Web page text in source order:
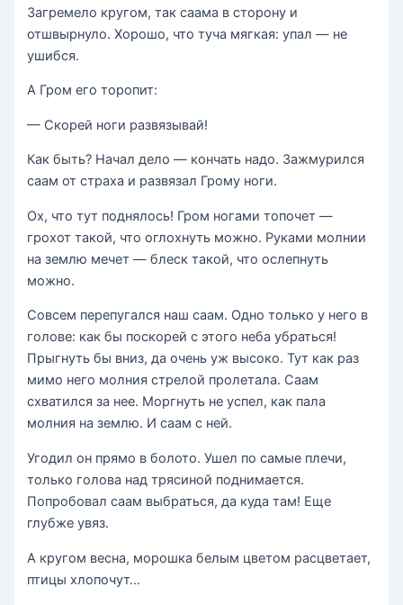
Загремело кругом, так саама в сторону и
отшвырнуло. Хорошо, что туча мягкая: упал — не
ушибся.
А Гром его торопит:
— Скорей ноги развязывай!
Как быть? Начал дело — кончать надо. Зажмурился
саам от страха и развязал Грому ноги.
Ох, что тут поднялось! Гром ногами топочет —
грохот такой, что оглохнуть можно. Руками молнии
на землю мечет — блеск такой, что ослепнуть
можно.
Совсем перепугался наш саам. Одно только у него в
голове: как бы поскорей с этого неба убраться!
Прыгнуть бы вниз, да очень уж высоко. Тут как раз
мимо него молния стрелой пролетала. Саам
схватился за нее. Моргнуть не успел, как пала
молния на землю. И саам с ней.
Угодил он прямо в болото. Ушел по самые плечи,
только голова над трясиной поднимается.
Попробовал саам выбраться, да куда там! Еще
глубже увяз.
А кругом весна, морошка белым цветом расцветает,
птицы хлопочут…